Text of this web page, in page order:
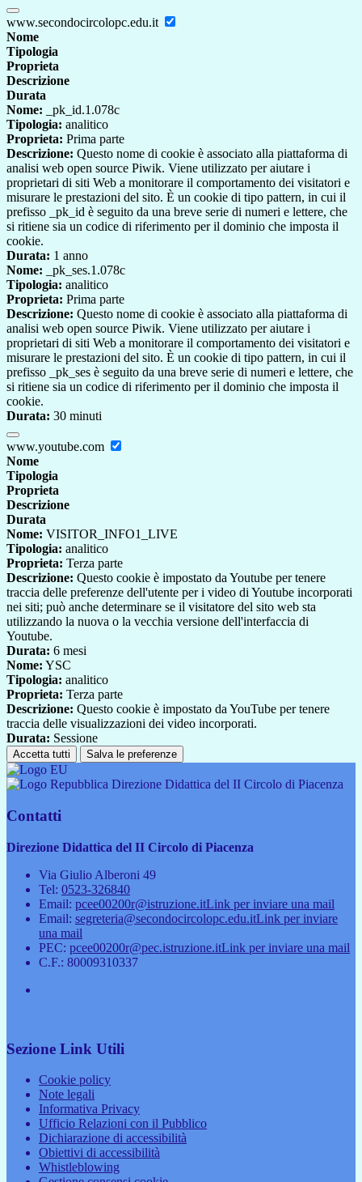
www.secondocircolopc.edu.it
Nome
Tipologia
Proprieta
Descrizione
Durata
Nome: _pk_id.1.078c
Tipologia: analitico
Proprieta: Prima parte
Descrizione: Questo nome di cookie è associato alla piattaforma di
analisi web open source Piwik. Viene utilizzato per aiutare i
proprietari di siti Web a monitorare il comportamento dei visitatori e
misurare le prestazioni del sito. È un cookie di tipo pattern, in cui il
prefisso _pk_id è seguito da una breve serie di numeri e lettere, che
si ritiene sia un codice di riferimento per il dominio che imposta il
cookie.
Durata: 1 anno
Nome: _pk_ses.1.078c
Tipologia: analitico
Proprieta: Prima parte
Descrizione: Questo nome di cookie è associato alla piattaforma di
analisi web open source Piwik. Viene utilizzato per aiutare i
proprietari di siti Web a monitorare il comportamento dei visitatori e
misurare le prestazioni del sito. È un cookie di tipo pattern, in cui il
prefisso _pk_ses è seguito da una breve serie di numeri e lettere, che
si ritiene sia un codice di riferimento per il dominio che imposta il
cookie.
Durata: 30 minuti
www.youtube.com
Nome
Tipologia
Proprieta
Descrizione
Durata
Nome: VISITOR_INFO1_LIVE
Tipologia: analitico
Proprieta: Terza parte
Descrizione: Questo cookie è impostato da Youtube per tenere
traccia delle preferenze dell'utente per i video di Youtube incorporati
nei siti; può anche determinare se il visitatore del sito web sta
utilizzando la nuova o la vecchia versione dell'interfaccia di
Youtube.
Durata: 6 mesi
Nome: YSC
Tipologia: analitico
Proprieta: Terza parte
Descrizione: Questo cookie è impostato da YouTube per tenere
traccia delle visualizzazioni dei video incorporati.
Durata: Sessione
Accetta tutti Salva le preferenze
Direzione Didattica del II Circolo di Piacenza
Contatti
Direzione Didattica del II Circolo di Piacenza
Via Giulio Alberoni 49
Tel: 0523-326840
Email: pcee00200r@istruzione.itLink per inviare una mail
Email: segreteria@secondocircolopc.edu.itLink per inviare
una mail
PEC: pcee00200r@pec.istruzione.itLink per inviare una mail
C.F.: 80009310337
Sezione Link Utili
Cookie policy
Note legali
Informativa Privacy
Ufficio Relazioni con il Pubblico
Dichiarazione di accessibilità
Obiettivi di accessibilità
Whistleblowing